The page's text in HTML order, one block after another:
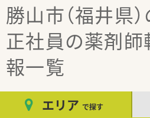
勝山市（福井県
正社員の薬剤師
報一覧
エリア で探す